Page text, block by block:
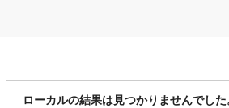
ローカルの結果は見つかりませんでし